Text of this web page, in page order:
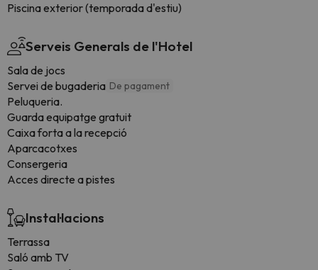
Piscina exterior (temporada d'estiu)
Serveis Generals de l'Hotel
Sala de jocs
Servei de bugaderia De pagament
Peluqueria.
Guarda equipatge gratuit
Caixa forta a la recepció
Aparcacotxes
Consergeria
Acces directe a pistes
Instal·lacions
Terrassa
Saló amb TV